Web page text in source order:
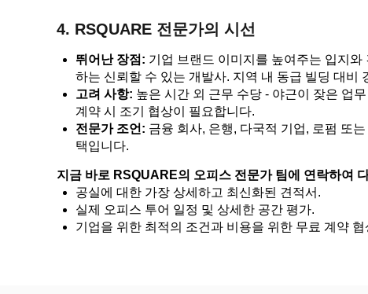
4. RSQUARE 전문가의 시선
뛰어난 장점: 기업 브랜드 이미지를 높여주는 입지
하는 신뢰할 수 있는 개발사. 지역 내 동급 빌딩 대비
고려 사항: 높은 시간 외 근무 수당 - 야근이 잦은 업
계약 시 조기 협상이 필요합니다.
전문가 조언: 금융 회사, 은행, 다국적 기업, 로펌 또
택입니다.
지금 바로 RSQUARE의 오피스 전문가 팀에 연락하여
공실에 대한 가장 상세하고 최신화된 견적서.
실제 오피스 투어 일정 및 상세한 공간 평가.
기업을 위한 최적의 조건과 비용을 위한 무료 계약 협